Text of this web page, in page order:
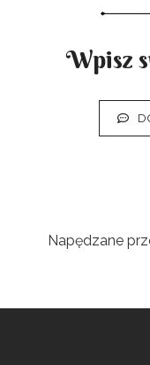
Wpisz
Napędzane